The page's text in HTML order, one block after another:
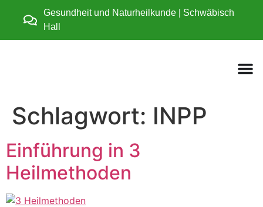
Gesundheit und Naturheilkunde | Schwäbisch
Hall
Schlagwort: INPP
Einführung in 3
Heilmethoden